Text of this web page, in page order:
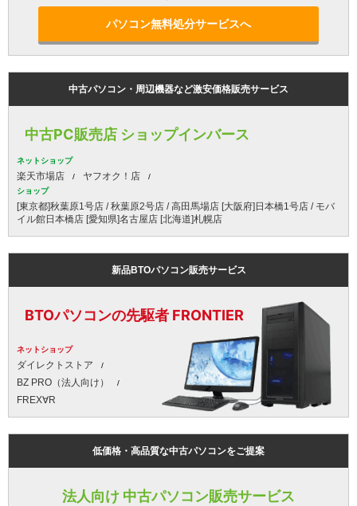
パソコン無料処分サービスへ
中古パソコン・周辺機器など激安価格販売サービス
中古PC販売店 ショップインバース
ネットショップ
楽天市場店 ヤフオク！店
ショップ
[東京都]秋葉原1号店 / 秋葉原2号店 / 高田馬場店 [大阪府]日本橋1号店 / モバ
イル館日本橋店 [愛知県]名古屋店 [北海道]札幌店
新品BTOパソコン販売サービス
BTOパソコンの先駆者 FRONTIER
ネットショップ
ダイレクトストア
BZ PRO（法人向け）
FREX∀R
低価格・高品質な中古パソコンをご提案
法人向け 中古パソコン販売サービス